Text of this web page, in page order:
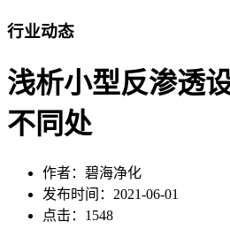
行业动态
浅析小型反渗透
不同处
作者：碧海净化
发布时间：2021-06-01
点击：1548